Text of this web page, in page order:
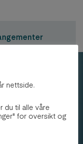
nettside.
du til alle våre
for oversikt og